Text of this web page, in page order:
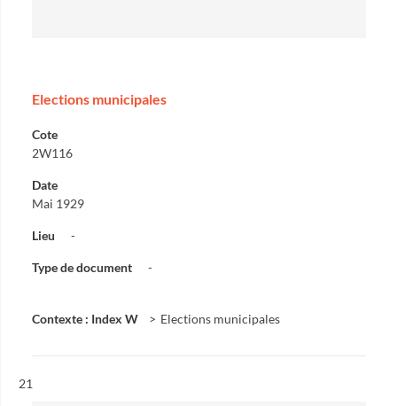
Elections municipales
Cote
2W116
Date
Mai 1929
Lieu -
Type de document -
Contexte : Index W Elections municipales
Résultat n°
21